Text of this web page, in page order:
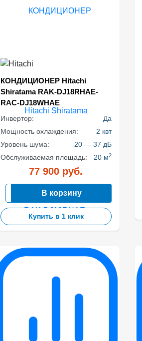
КОНДИЦИОНЕР Hitachi
Shiratama RAK-DJ18RHAE-
RAC-DJ18WHAE
Инвертор:
Да
Мощность охлаждения:
2 квт
Уровень шума:
20 — 37 дБ
Обслуживаемая площадь:
20 м2
77 900 руб.
В корзину
Купить в 1 клик